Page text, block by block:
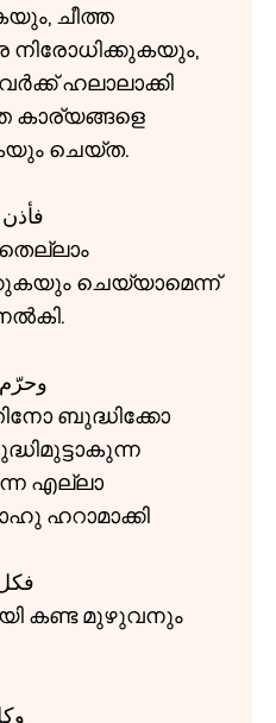
ചീത്ത
നിരോധിക്കുകയും,
ഹലാലാക്കി
കാര്യങ്ങളെ
ചെയ്ത.
فأذن
ചെയ്യാമെന്ന്
وحرّم
ബുദ്ധിക്കോ
എല്ലാ
ഹറാമാക്കി
فكل
കണ്ട മുഴുവനും